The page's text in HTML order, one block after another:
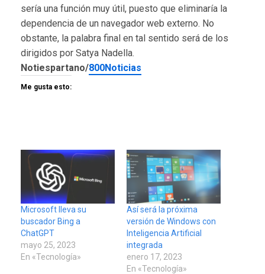
sería una función muy útil, puesto que eliminaría la
dependencia de un navegador web externo. No
obstante, la palabra final en tal sentido será de los
dirigidos por Satya Nadella.
Notiespartano/800Noticias
Me gusta esto:
Microsoft lleva su
buscador Bing a
ChatGPT
mayo 25, 2023
En «Tecnología»
Así será la próxima
versión de Windows con
Inteligencia Artificial
integrada
enero 17, 2023
En «Tecnología»